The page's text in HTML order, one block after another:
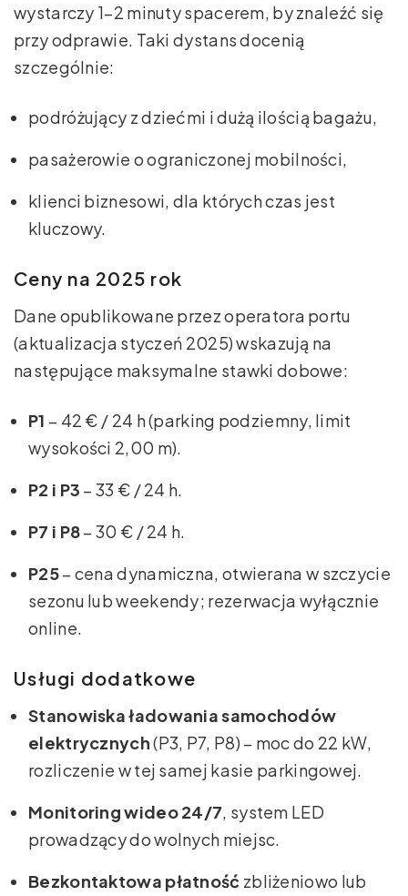
wystarczy 1–2 minuty spacerem, by znaleźć się
przy odprawie. Taki dystans docenią
szczególnie:
podróżujący z dziećmi i dużą ilością bagażu,
pasażerowie o ograniczonej mobilności,
klienci biznesowi, dla których czas jest
kluczowy.
Ceny na 2025 rok
Dane opublikowane przez operatora portu
(aktualizacja styczeń 2025) wskazują na
następujące maksymalne stawki dobowe:
P1 – 42 € / 24 h (parking podziemny, limit
wysokości 2,00 m).
P2 i P3 – 33 € / 24 h.
P7 i P8– 30 € / 24 h.
P25– cena dynamiczna, otwierana w szczycie
sezonu lub weekendy; rezerwacja wyłącznie
online.
Usługi dodatkowe
Stanowiska ładowania samochodów
elektrycznych(P3, P7, P8) – moc do 22 kW,
rozliczenie w tej samej kasie parkingowej.
Monitoring wideo 24/7, system LED
prowadzący do wolnych miejsc.
Bezkontaktowa płatność zbliżeniowo lub